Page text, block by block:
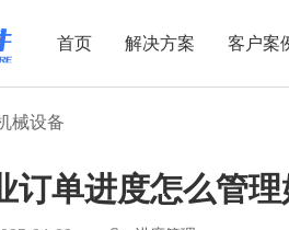
首页 解决方案
电子贸易
生
客户案
机电设备 家用电
械设备
订单进度怎么管理